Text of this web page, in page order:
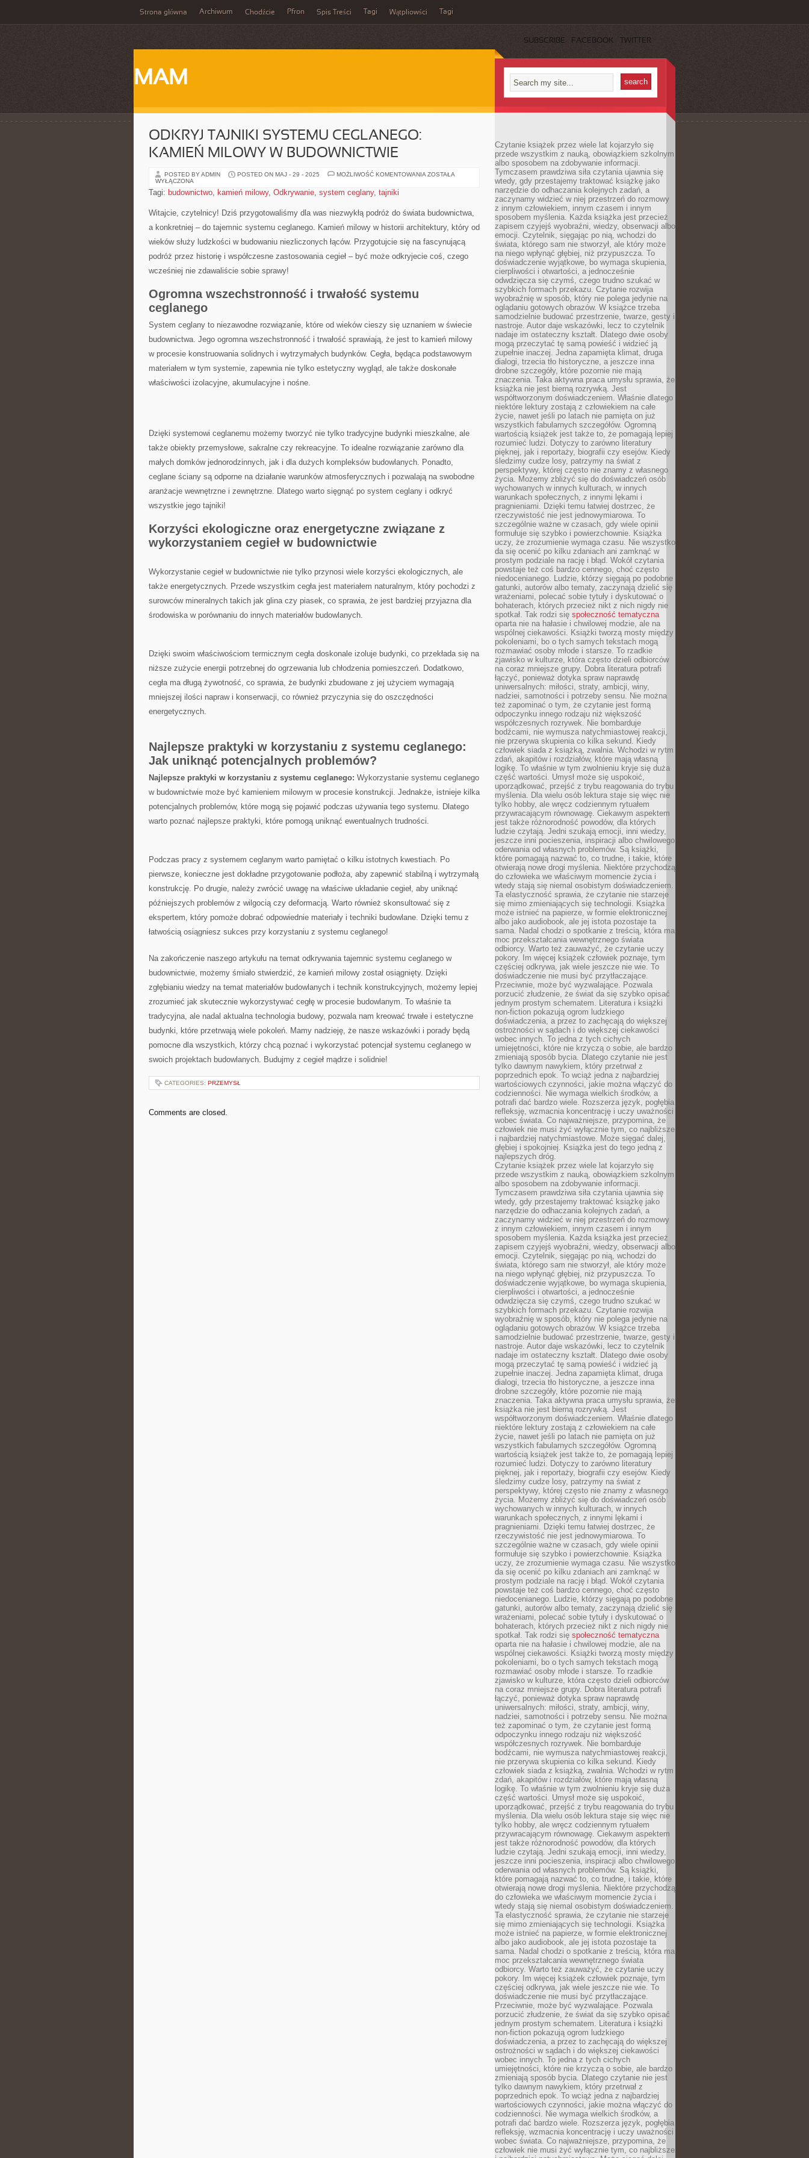
Strona główna Archiwum Chodźcie Pfron Spis Treści Tagi Wątpliowści Tagi
SUBSCRIBE FACEBOOK TWITTER
MAM
ODKRYJ TAJNIKI SYSTEMU CEGLANEGO:
KAMIEŃ MILOWY W BUDOWNICTWIE
POSTED BY ADMIN POSTED ON MAJ - 29 - 2025 MOŻLIWOŚĆ KOMENTOWANIA ODKRYJ
W
ZOSTAŁA
WYŁĄCZONA
Tagi: budownictwo, kamień milowy, Odkrywanie, system ceglany, tajniki
Witajcie, czytelnicy! ⁤Dziś‍ przygotowaliśmy dla was niezwykłą ‌podróż do świata budownictwa,
a​ konkretniej ​– do tajemnic⁢ systemu ⁢ceglanego. Kamień milowy w historii architektury, który ​od⁢
wieków służy ludzkości w budowaniu niezliczonych ⁢łąców. Przygotujcie się⁤ na fascynującą
podróż przez ⁤historię i współczesne zastosowania ⁤cegieł – być może odkryjecie coś, czego
wcześniej nie zdawaliście sobie⁤ sprawy!
Ogromna⁣ wszechstronność i trwałość‌ systemu
ceglanego
System‌ ceglany to niezawodne⁢ rozwiązanie, które ⁤od wieków cieszy ⁢się uznaniem ‌w świecie
budownictwa. ​Jego ogromna wszechstronność⁤ i trwałość sprawiają, że⁣ jest⁤ to kamień milowy
⁢w procesie konstruowania⁣ solidnych i⁣ wytrzymałych budynków. Cegła, będąca⁤ podstawowym
materiałem ⁤w tym systemie, zapewnia nie tylko estetyczny wygląd, ale także doskonałe
⁣właściwości ⁤izolacyjne, ​akumulacyjne i ‍nośne.‍
Dzięki systemowi ceglanemu możemy tworzyć nie tylko tradycyjne budynki mieszkalne, ale
także obiekty przemysłowe,⁣ sakralne czy rekreacyjne. To idealne⁣ rozwiązanie zarówno dla⁢
małych domków jednorodzinnych, jak‌ i dla⁣ dużych kompleksów budowlanych. Ponadto,
‍ceglane ściany są odporne na działanie⁣ warunków atmosferycznych i​ pozwalają‌ na swobodne
⁣aranżacje ⁤wewnętrzne i zewnętrzne. Dlatego warto sięgnąć ⁤po system ceglany ‌i⁢ odkryć
‌wszystkie jego tajniki!
Korzyści ekologiczne oraz energetyczne związane z⁢
wykorzystaniem⁣ cegieł w budownictwie
Wykorzystanie cegieł w budownictwie nie ‌tylko przynosi⁣ wiele korzyści ekologicznych, ale
także energetycznych. ​Przede wszystkim cegła jest materiałem naturalnym, który pochodzi z
surowców mineralnych takich jak glina czy piasek, co ‌sprawia, że jest⁤ bardziej przyjazna dla
środowiska ​w porównaniu do innych ​materiałów‌ budowlanych.
Dzięki swoim ‍właściwościom termicznym cegła doskonale izoluje budynki, co przekłada się na⁣
niższe ‍zużycie energii potrzebnej do ogrzewania lub chłodzenia ⁤pomieszczeń.⁤ Dodatkowo,
cegła ma długą żywotność, co sprawia, że budynki zbudowane z jej‌ użyciem⁣ wymagają
mniejszej ilości napraw i konserwacji, co również przyczynia się do oszczędności
energetycznych.
Najlepsze praktyki w korzystaniu ‌z systemu ceglanego:
⁣Jak uniknąć potencjalnych problemów?
Najlepsze praktyki w korzystaniu z systemu ceglanego: ‌Wykorzystanie systemu ceglanego
w budownictwie może ⁣być kamieniem milowym w ⁢procesie konstrukcji. Jednakże, istnieje ⁣kilka
potencjalnych problemów, które⁣ mogą się⁢ pojawić podczas używania tego systemu. Dlatego‌
warto poznać najlepsze praktyki,​ które pomogą uniknąć​ ewentualnych trudności.
Podczas⁤ pracy z systemem ⁣ceglanym​ warto pamiętać o kilku ⁢istotnych kwestiach. Po
pierwsze, konieczne jest dokładne przygotowanie podłoża,‌ aby zapewnić stabilną i wytrzymałą
konstrukcję. Po⁣ drugie, należy⁣ zwrócić uwagę na właściwe układanie cegieł,​ aby uniknąć
późniejszych problemów z ⁢wilgocią czy deformacją. Warto również skonsultować się z
ekspertem, który pomoże dobrać odpowiednie materiały i⁤ techniki ⁢budowlane. Dzięki ‌temu z
łatwością osiągniesz sukces przy korzystaniu z systemu ceglanego!
Na zakończenie naszego artykułu⁣ na temat ‍odkrywania tajemnic systemu​ ceglanego w⁢
budownictwie,‌ możemy⁣ śmiało stwierdzić, że kamień milowy został osiągnięty. Dzięki‍
zgłębianiu wiedzy na temat ⁤materiałów budowlanych i technik konstrukcyjnych, możemy lepiej
zrozumieć jak skutecznie wykorzystywać cegłę‍ w procesie​ budowlanym. To właśnie ta
tradycyjna, ale nadal aktualna‍ technologia ‌budowy, pozwala nam kreować trwałe i‌ estetyczne⁢
budynki, które przetrwają‍ wiele pokoleń. Mamy nadzieję, że nasze wskazówki‌ i​ porady ‍będą
⁤pomocne dla wszystkich,​ którzy ⁤chcą poznać ‍i wykorzystać‍ potencjał ‌systemu ceglanego⁢ w
‍swoich projektach budowlanych. Budujmy z cegieł mądrze i solidnie!
CATEGORIES: PRZEMYSŁ
Comments are closed.
Czytanie książek przez wiele lat kojarzyło się
przede wszystkim z nauką, obowiązkiem szkolnym
albo sposobem na zdobywanie informacji.
Tymczasem prawdziwa siła czytania ujawnia się
wtedy, gdy przestajemy traktować książkę jako
narzędzie do odhaczania kolejnych zadań, a
zaczynamy widzieć w niej przestrzeń do rozmowy
z innym człowiekiem, innym czasem i innym
sposobem myślenia. Każda książka jest przecież
zapisem czyjejś wyobraźni, wiedzy, obserwacji albo
emocji. Czytelnik, sięgając po nią, wchodzi do
świata, którego sam nie stworzył, ale który może
na niego wpłynąć głębiej, niż przypuszcza. To
doświadczenie wyjątkowe, bo wymaga skupienia,
cierpliwości i otwartości, a jednocześnie
odwdzięcza się czymś, czego trudno szukać w
szybkich formach przekazu. Czytanie rozwija
wyobraźnię w sposób, który nie polega jedynie na
oglądaniu gotowych obrazów. W książce trzeba
samodzielnie budować przestrzenie, twarze, gesty i
nastroje. Autor daje wskazówki, lecz to czytelnik
nadaje im ostateczny kształt. Dlatego dwie osoby
mogą przeczytać tę samą powieść i widzieć ją
zupełnie inaczej. Jedna zapamięta klimat, druga
dialogi, trzecia tło historyczne, a jeszcze inna
drobne szczegóły, które pozornie nie mają
znaczenia. Taka aktywna praca umysłu sprawia, że
książka nie jest bierną rozrywką. Jest
współtworzonym doświadczeniem. Właśnie dlatego
niektóre lektury zostają z człowiekiem na całe
życie, nawet jeśli po latach nie pamięta on już
wszystkich fabularnych szczegółów. Ogromną
wartością książek jest także to, że pomagają lepiej
rozumieć ludzi. Dotyczy to zarówno literatury
pięknej, jak i reportaży, biografii czy esejów. Kiedy
śledzimy cudze losy, patrzymy na świat z
perspektywy, której często nie znamy z własnego
życia. Możemy zbliżyć się do doświadczeń osób
wychowanych w innych kulturach, w innych
warunkach społecznych, z innymi lękami i
pragnieniami. Dzięki temu łatwiej dostrzec, że
rzeczywistość nie jest jednowymiarowa. To
szczególnie ważne w czasach, gdy wiele opinii
formułuje się szybko i powierzchownie. Książka
uczy, że zrozumienie wymaga czasu. Nie wszystko
da się ocenić po kilku zdaniach ani zamknąć w
prostym podziale na rację i błąd. Wokół czytania
powstaje też coś bardzo cennego, choć często
niedocenianego. Ludzie, którzy sięgają po podobne
gatunki, autorów albo tematy, zaczynają dzielić się
wrażeniami, polecać sobie tytuły i dyskutować o
bohaterach, których przecież nikt z nich nigdy nie
spotkał. Tak rodzi się społeczność tematyczna
oparta nie na hałasie i chwilowej modzie, ale na
wspólnej ciekawości. Książki tworzą mosty między
pokoleniami, bo o tych samych tekstach mogą
rozmawiać osoby młode i starsze. To rzadkie
zjawisko w kulturze, która często dzieli odbiorców
na coraz mniejsze grupy. Dobra literatura potrafi
łączyć, ponieważ dotyka spraw naprawdę
uniwersalnych: miłości, straty, ambicji, winy,
nadziei, samotności i potrzeby sensu. Nie można
też zapominać o tym, że czytanie jest formą
odpoczynku innego rodzaju niż większość
współczesnych rozrywek. Nie bombarduje
bodźcami, nie wymusza natychmiastowej reakcji,
nie przerywa skupienia co kilka sekund. Kiedy
człowiek siada z książką, zwalnia. Wchodzi w rytm
zdań, akapitów i rozdziałów, które mają własną
logikę. To właśnie w tym zwolnieniu kryje się duża
część wartości. Umysł może się uspokoić,
uporządkować, przejść z trybu reagowania do trybu
myślenia. Dla wielu osób lektura staje się więc nie
tylko hobby, ale wręcz codziennym rytuałem
przywracającym równowagę. Ciekawym aspektem
jest także różnorodność powodów, dla których
ludzie czytają. Jedni szukają emocji, inni wiedzy,
jeszcze inni pocieszenia, inspiracji albo chwilowego
oderwania od własnych problemów. Są książki,
które pomagają nazwać to, co trudne, i takie, które
otwierają nowe drogi myślenia. Niektóre przychodzą
do człowieka we właściwym momencie życia i
wtedy stają się niemal osobistym doświadczeniem.
Ta elastyczność sprawia, że czytanie nie starzeje
się mimo zmieniających się technologii. Książka
może istnieć na papierze, w formie elektronicznej
albo jako audiobook, ale jej istota pozostaje ta
sama. Nadal chodzi o spotkanie z treścią, która ma
moc przekształcania wewnętrznego świata
odbiorcy. Warto też zauważyć, że czytanie uczy
pokory. Im więcej książek człowiek poznaje, tym
częściej odkrywa, jak wiele jeszcze nie wie. To
doświadczenie nie musi być przytłaczające.
Przeciwnie, może być wyzwalające. Pozwala
porzucić złudzenie, że świat da się szybko opisać
jednym prostym schematem. Literatura i książki
non-fiction pokazują ogrom ludzkiego
doświadczenia, a przez to zachęcają do większej
ostrożności w sądach i do większej ciekawości
wobec innych. To jedna z tych cichych
umiejętności, które nie krzyczą o sobie, ale bardzo
zmieniają sposób bycia. Dlatego czytanie nie jest
tylko dawnym nawykiem, który przetrwał z
poprzednich epok. To wciąż jedna z najbardziej
wartościowych czynności, jakie można włączyć do
codzienności. Nie wymaga wielkich środków, a
potrafi dać bardzo wiele. Rozszerza język, pogłębia
refleksję, wzmacnia koncentrację i uczy uważności
wobec świata. Co najważniejsze, przypomina, że
człowiek nie musi żyć wyłącznie tym, co najbliższe
i najbardziej natychmiastowe. Może sięgać dalej,
głębiej i spokojniej. Książka jest do tego jedną z
najlepszych dróg.
Czytanie książek przez wiele lat kojarzyło się
przede wszystkim z nauką, obowiązkiem szkolnym
albo sposobem na zdobywanie informacji.
Tymczasem prawdziwa siła czytania ujawnia się
wtedy, gdy przestajemy traktować książkę jako
narzędzie do odhaczania kolejnych zadań, a
zaczynamy widzieć w niej przestrzeń do rozmowy
z innym człowiekiem, innym czasem i innym
sposobem myślenia. Każda książka jest przecież
zapisem czyjejś wyobraźni, wiedzy, obserwacji albo
emocji. Czytelnik, sięgając po nią, wchodzi do
świata, którego sam nie stworzył, ale który może
na niego wpłynąć głębiej, niż przypuszcza. To
doświadczenie wyjątkowe, bo wymaga skupienia,
cierpliwości i otwartości, a jednocześnie
odwdzięcza się czymś, czego trudno szukać w
szybkich formach przekazu. Czytanie rozwija
wyobraźnię w sposób, który nie polega jedynie na
oglądaniu gotowych obrazów. W książce trzeba
samodzielnie budować przestrzenie, twarze, gesty i
nastroje. Autor daje wskazówki, lecz to czytelnik
nadaje im ostateczny kształt. Dlatego dwie osoby
mogą przeczytać tę samą powieść i widzieć ją
zupełnie inaczej. Jedna zapamięta klimat, druga
dialogi, trzecia tło historyczne, a jeszcze inna
drobne szczegóły, które pozornie nie mają
znaczenia. Taka aktywna praca umysłu sprawia, że
książka nie jest bierną rozrywką. Jest
współtworzonym doświadczeniem. Właśnie dlatego
niektóre lektury zostają z człowiekiem na całe
życie, nawet jeśli po latach nie pamięta on już
wszystkich fabularnych szczegółów. Ogromną
wartością książek jest także to, że pomagają lepiej
rozumieć ludzi. Dotyczy to zarówno literatury
pięknej, jak i reportaży, biografii czy esejów. Kiedy
śledzimy cudze losy, patrzymy na świat z
perspektywy, której często nie znamy z własnego
życia. Możemy zbliżyć się do doświadczeń osób
wychowanych w innych kulturach, w innych
warunkach społecznych, z innymi lękami i
pragnieniami. Dzięki temu łatwiej dostrzec, że
rzeczywistość nie jest jednowymiarowa. To
szczególnie ważne w czasach, gdy wiele opinii
formułuje się szybko i powierzchownie. Książka
uczy, że zrozumienie wymaga czasu. Nie wszystko
da się ocenić po kilku zdaniach ani zamknąć w
prostym podziale na rację i błąd. Wokół czytania
powstaje też coś bardzo cennego, choć często
niedocenianego. Ludzie, którzy sięgają po podobne
gatunki, autorów albo tematy, zaczynają dzielić się
wrażeniami, polecać sobie tytuły i dyskutować o
bohaterach, których przecież nikt z nich nigdy nie
spotkał. Tak rodzi się społeczność tematyczna
oparta nie na hałasie i chwilowej modzie, ale na
wspólnej ciekawości. Książki tworzą mosty między
pokoleniami, bo o tych samych tekstach mogą
rozmawiać osoby młode i starsze. To rzadkie
zjawisko w kulturze, która często dzieli odbiorców
na coraz mniejsze grupy. Dobra literatura potrafi
łączyć, ponieważ dotyka spraw naprawdę
uniwersalnych: miłości, straty, ambicji, winy,
nadziei, samotności i potrzeby sensu. Nie można
też zapominać o tym, że czytanie jest formą
odpoczynku innego rodzaju niż większość
współczesnych rozrywek. Nie bombarduje
bodźcami, nie wymusza natychmiastowej reakcji,
nie przerywa skupienia co kilka sekund. Kiedy
człowiek siada z książką, zwalnia. Wchodzi w rytm
zdań, akapitów i rozdziałów, które mają własną
logikę. To właśnie w tym zwolnieniu kryje się duża
część wartości. Umysł może się uspokoić,
uporządkować, przejść z trybu reagowania do trybu
myślenia. Dla wielu osób lektura staje się więc nie
tylko hobby, ale wręcz codziennym rytuałem
przywracającym równowagę. Ciekawym aspektem
jest także różnorodność powodów, dla których
ludzie czytają. Jedni szukają emocji, inni wiedzy,
jeszcze inni pocieszenia, inspiracji albo chwilowego
oderwania od własnych problemów. Są książki,
które pomagają nazwać to, co trudne, i takie, które
otwierają nowe drogi myślenia. Niektóre przychodzą
do człowieka we właściwym momencie życia i
wtedy stają się niemal osobistym doświadczeniem.
Ta elastyczność sprawia, że czytanie nie starzeje
się mimo zmieniających się technologii. Książka
może istnieć na papierze, w formie elektronicznej
albo jako audiobook, ale jej istota pozostaje ta
sama. Nadal chodzi o spotkanie z treścią, która ma
moc przekształcania wewnętrznego świata
odbiorcy. Warto też zauważyć, że czytanie uczy
pokory. Im więcej książek człowiek poznaje, tym
częściej odkrywa, jak wiele jeszcze nie wie. To
doświadczenie nie musi być przytłaczające.
Przeciwnie, może być wyzwalające. Pozwala
porzucić złudzenie, że świat da się szybko opisać
jednym prostym schematem. Literatura i książki
non-fiction pokazują ogrom ludzkiego
doświadczenia, a przez to zachęcają do większej
ostrożności w sądach i do większej ciekawości
wobec innych. To jedna z tych cichych
umiejętności, które nie krzyczą o sobie, ale bardzo
zmieniają sposób bycia. Dlatego czytanie nie jest
tylko dawnym nawykiem, który przetrwał z
poprzednich epok. To wciąż jedna z najbardziej
wartościowych czynności, jakie można włączyć do
codzienności. Nie wymaga wielkich środków, a
potrafi dać bardzo wiele. Rozszerza język, pogłębia
refleksję, wzmacnia koncentrację i uczy uważności
wobec świata. Co najważniejsze, przypomina, że
człowiek nie musi żyć wyłącznie tym, co najbliższe